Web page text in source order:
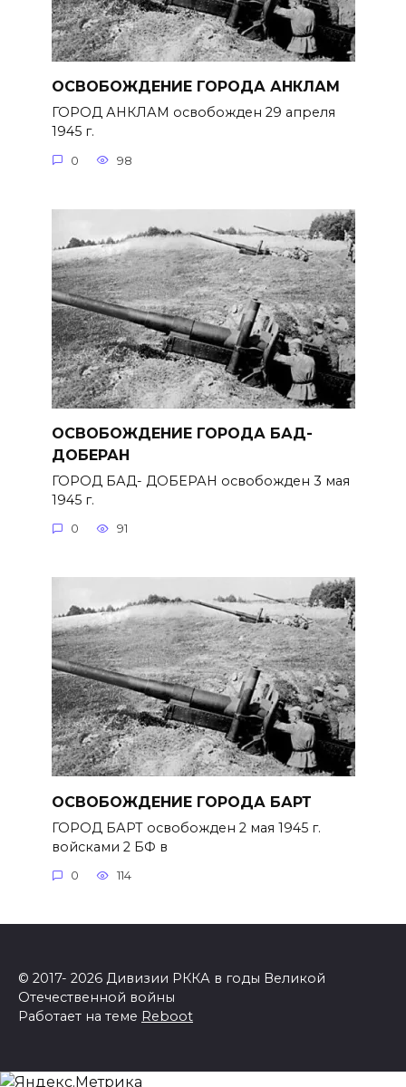
ОСВОБОЖДЕНИЕ ГОРОДА АНКЛАМ
ГОРОД АНКЛАМ освобожден 29 апреля
1945 г.
0 98
ОСВОБОЖДЕНИЕ ГОРОДА БАД-
ДОБЕРАН
ГОРОД БАД- ДОБЕРАН освобожден 3 мая
1945 г.
0 91
ОСВОБОЖДЕНИЕ ГОРОДА БАРТ
ГОРОД БАРТ освобожден 2 мая 1945 г.
войсками 2 БФ в
0 114
© 2017- 2026 Дивизии РККА в годы Великой
Отечественной войны
Работает на теме Reboot